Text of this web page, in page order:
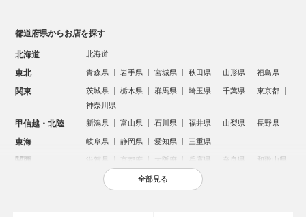
都道府県からお店を探す
北海道 北海道
東北 青森県 岩手県 宮城県 秋田県 山形県 福島県
関東 茨城県 栃木県 群馬県 埼玉県 千葉県
東京都
神奈川県
甲信越・北陸 新潟県 富山県 石川県 福井県 山梨県 長野県
東海 岐阜県 静岡県 愛知県 三重県
関西 滋賀県 京都府 大阪府 兵庫県 奈良県 和歌山県
鳥取県 島根県 岡山県 広島県
全部見る